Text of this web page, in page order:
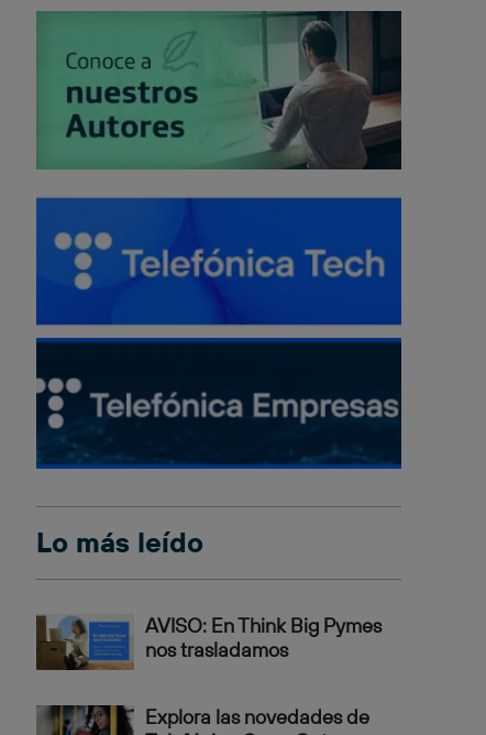
Lo más leído
AVISO: En Think Big Pymes
nos trasladamos
Explora las novedades de